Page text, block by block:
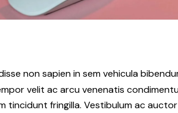
non sapien in sem vehicula
velit ac arcu venenatis
tincidunt fringilla. Vestibulum ac